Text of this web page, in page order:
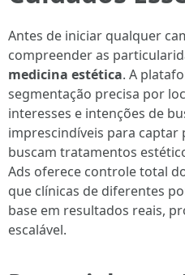
Antes de iniciar qualquer
compreender as
medicina estética. A
segmentação precisa por
interesses e intenções de
imprescindíveis para captar
buscam tratamentos
Ads oferece controle total
que clínicas de diferentes
base em resultados reais,
escalável.